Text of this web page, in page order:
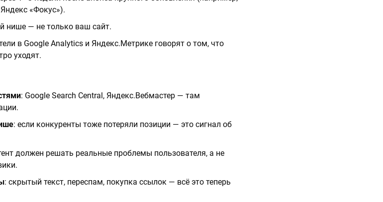
«Фокус»).
нише — не только ваш сайт.
в Google Analytics и Яндекс.Метрике говорят о том, что
уходят.
: Google Search Central, Яндекс.Вебмастер — там
: если конкуренты тоже потеряли позиции — это сигнал об
должен решать реальные проблемы пользователя, а не
: скрытый текст, переспам, покупка ссылок — всё это теперь